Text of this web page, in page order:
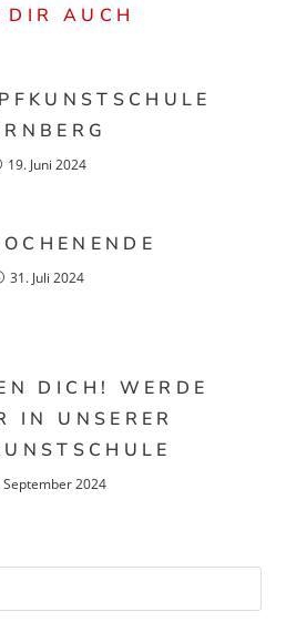
DIR AUCH
19. Juni 2024
31. Juli 2024
DICH! WERDE
IN UNSERER
September 2024